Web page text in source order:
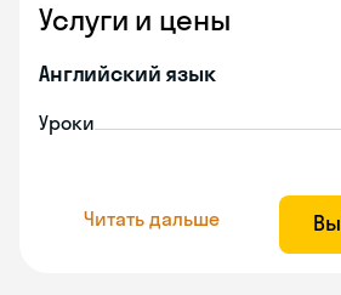
Услуги и цены
Английский язык
Уроки
Читать дальше